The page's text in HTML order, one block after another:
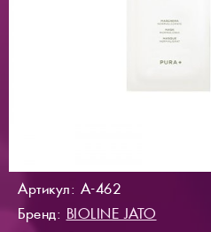
Артикул: A-462
Бренд: BIOLINE JATO